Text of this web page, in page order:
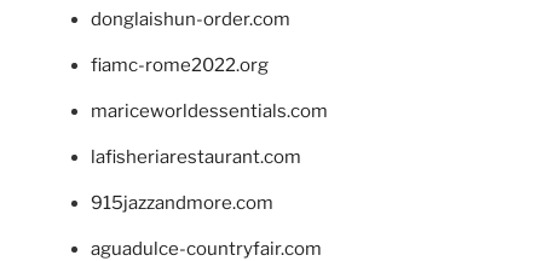
donglaishun-order.com
fiamc-rome2022.org
mariceworldessentials.com
lafisheriarestaurant.com
915jazzandmore.com
aguadulce-countryfair.com